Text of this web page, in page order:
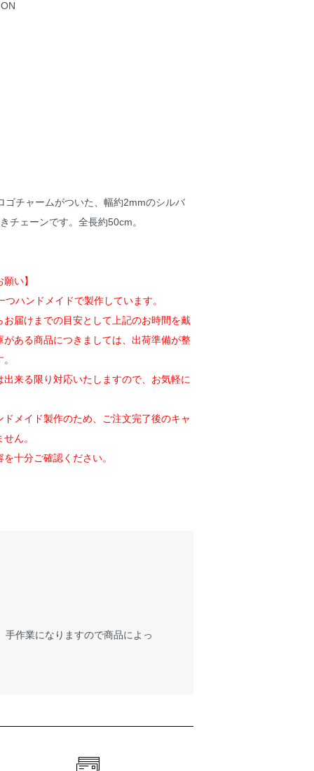
ゴチャームがついた、幅約2mmのシルバ
チェーンです。全長約50cm。
い】
ハンドメイドで製作しています。
お届けまでの目安として上記のお時間を戴
がある商品につきましては、出荷準備が整
来る限り対応いたしますので、お気軽に
メイド製作のため、ご注文完了後のキャ
ん。
十分ご確認ください。
作業になりますので商品によっ